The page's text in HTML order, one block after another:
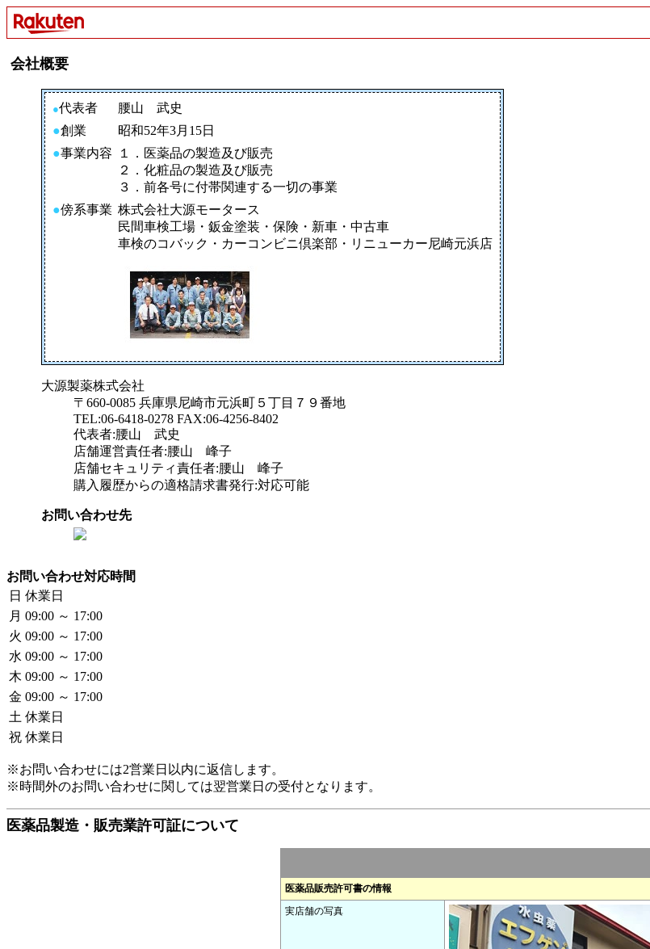
会社概要
●代表者
腰山 武史
●創業
昭和52年3月15日
●事業内容
１．医薬品の製造及び販売
２．化粧品の製造及び販売
３．前各号に付帯関連する一切の事業
●傍系事業 株式会社大源モータース
民間車検工場・鈑金塗装・保険・新車・中古車
車検のコバック・カーコンビニ倶楽部・リニューカー尼崎元浜店
大源製薬株式会社
〒660-0085 兵庫県尼崎市元浜町５丁目７９番地
TEL:06-6418-0278 FAX:06-4256-8402
代表者:腰山 武史
店舗運営責任者:腰山 峰子
店舗セキュリティ責任者:腰山 峰子
購入履歴からの適格請求書発行:対応可能
お問い合わせ先
お問い合わせ対応時間
日 休業日
月 09:00 ～ 17:00
火 09:00 ～ 17:00
水 09:00 ～ 17:00
木 09:00 ～ 17:00
金 09:00 ～ 17:00
土 休業日
祝 休業日
※お問い合わせには2営業日以内に返信します。
※時間外のお問い合わせに関しては翌営業日の受付となります。
医薬品製造・販売業許可証について
医薬品販売許可書の情報
実店舗の写真